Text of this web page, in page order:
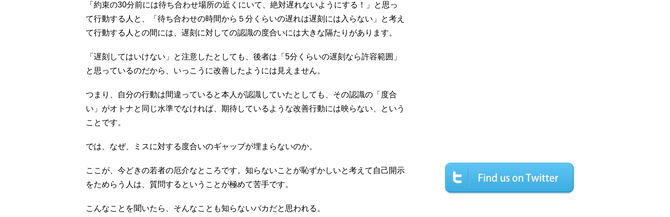
「約束の30分前には待ち合わせ場所の近くにいて、絶対遅れないようにする！」と思っ
て行動する人と、「待ち合わせの時間から５分くらいの遅れは遅刻には入らない」と考え
て行動する人との間には、遅刻に対しての認識の度合いには大きな隔たりがあります。
「遅刻してはいけない」と注意したとしても、後者は「5分くらいの遅刻なら許容範囲」
と思っているのだから、いっこうに改善したようには見えません。
つまり、自分の行動は間違っていると本人が認識していたとしても、その認識の「度合
い」がオトナと同じ水準でなければ、期待しているような改善行動には映らない、という
ことです。
では、なぜ、ミスに対する度合いのギャップが埋まらないのか。
ここが、今どきの若者の厄介なところです。知らないことが恥ずかしいと考えて自己開示
をためらう人は、質問するということが極めて苦手です。
こんなことを聞いたら、そんなことも知らないバカだと思われる。